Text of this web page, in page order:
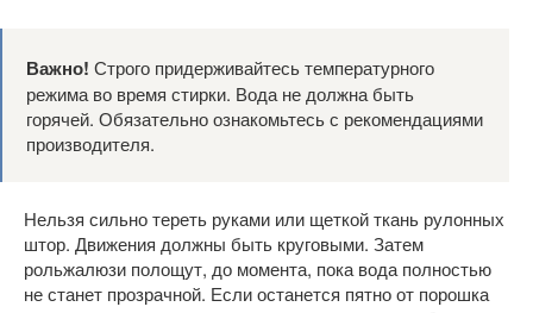
Важно! Строго придерживайтесь температурного
режима во время стирки. Вода не должна быть
горячей. Обязательно ознакомьтесь с рекомендациями
производителя.
Нельзя сильно тереть руками или щеткой ткань рулонных
штор. Движения должны быть круговыми. Затем
рольжалюзи полощут, до момента, пока вода полностью
не станет прозрачной. Если останется пятно от порошка